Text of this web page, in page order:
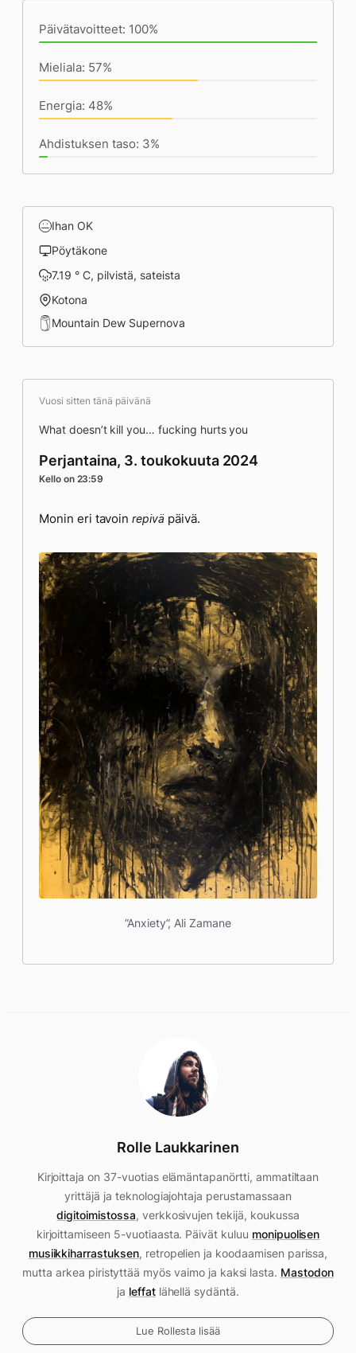
Päivätavoitteet: 100%
Mieliala: 57%
Energia: 48%
Ahdistuksen taso: 3%
Ihan OK
Pöytäkone
7.19 ° C, pilvistä, sateista
Kotona
Mountain Dew Supernova
Vuosi sitten tänä päivänä
What doesn’t kill you… fucking hurts you
Perjantaina, 3. toukokuuta 2024
Kello on 23:59
Monin eri tavoinrepiväpäivä.
”Anxiety”, Ali Zamane
Rolle Laukkarinen
Kirjoittaja on 37-vuotias elämäntapanörtti, ammatiltaan
yrittäjä ja teknologiajohtaja perustamassaan
digitoimistossa, verkkosivujen tekijä, koukussa
kirjoittamiseen 5-vuotiaasta. Päivät kuluu monipuolisen
musiikkiharrastuksen, retropelien ja koodaamisen parissa,
mutta arkea piristyttää myös vaimo ja kaksi lasta. Mastodon
ja leffatlähellä sydäntä.
Lue Rollesta lisää